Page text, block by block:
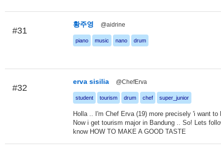
#31
황주영 @aidrine
piano music nano drum
#32
erva sisilia @ChefErva
student tourism drum chef super_junior
Holla .. I'm Chef Erva (19) more precisely 'i want to
Now i get tourism major in Bandung .. So! Lets
know HOW TO MAKE A GOOD TASTE